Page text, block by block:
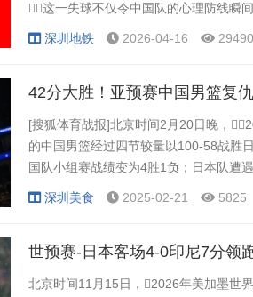
这一失球不仅令中国队的心理防线瞬
折点。 赛前，中国U20女足在小组
深圳地铁 2026-04-16 29490
42分大胜！亚预赛中国男篮复
[搜狐体育战报]北京时间2月20日晚，
的中国男篮经过四节较量以100-58战胜
国队小组赛战绩变为4胜1负；日本队遭
的具体比分为19-12、31-21、19-12和
深圳美食 2025-02-21 5825
世预赛-日本客场4-0印尼7分领
北京时间11月15日，2026年美加墨世